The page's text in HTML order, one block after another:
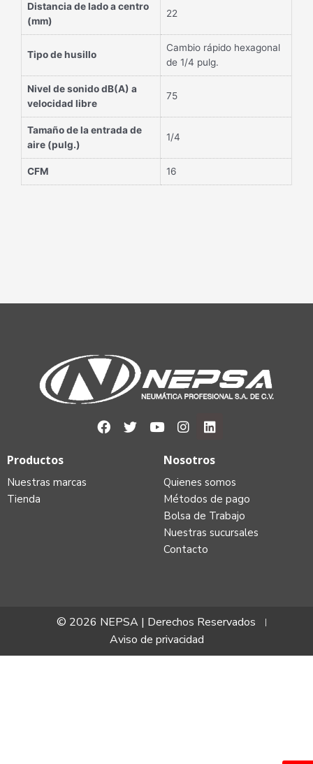
Distancia de lado a centro
(mm)
22
Tipo de husillo
Cambio rápido hexagonal
de 1/4 pulg.
Nivel de sonido dB(A) a
velocidad libre
75
Tamaño de la entrada de
aire (pulg.)
1/4
CFM 16
Nosotros
Quienes somos
Métodos de pago
Bolsa de Trabajo
Nuestras sucursales
Contacto
Productos
Nuestras marcas
Tienda
© 2026 NEPSA | Derechos Reservados
Aviso de privacidad